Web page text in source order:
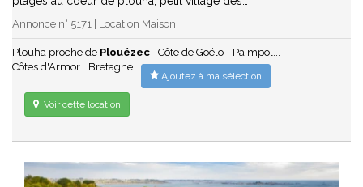
Annonce n° 5171 | Location Maison
Plouha proche de Plouézec
Côte de Goëlo - Paimpol...
Côtes d'Armor
Bretagne
Ajoutez à ma sélection
Voir cette location